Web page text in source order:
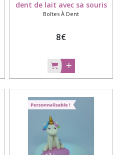
dent de lait avec sa souris
et sa dent modelée à la
personnaliser
Boîtes À Dent
8€